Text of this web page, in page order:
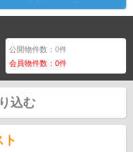
公開物件数：0件
会員物件数：0件
込む